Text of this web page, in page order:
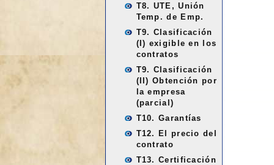
T8. UTE, Unión
Temp. de Emp.
T9. Clasificación
(I) exigible en los
contratos
T9. Clasificación
(II) Obtención por
la empresa
(parcial)
T10. Garantías
T12. El precio del
contrato
T13. Certificación